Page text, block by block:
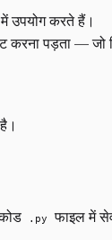
उपयोग करते हैं।
पड़ता — जो
.py फाइल में